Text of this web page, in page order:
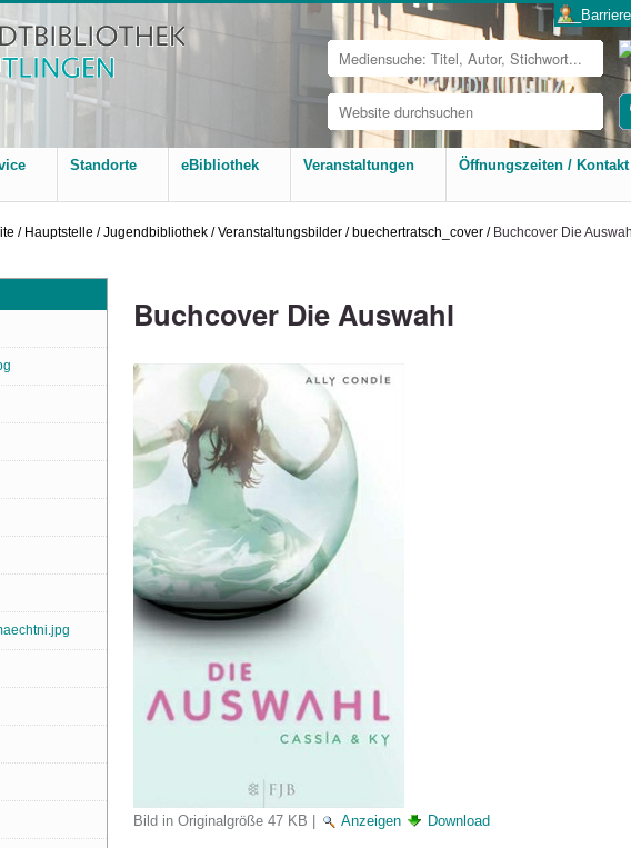
Website
durchsuchen
Erweiterte
Suche…
Standorte eBibliothek Veranstaltungen Öffnungszeiten / Kontakt
/ Hauptstelle /Jugendbibliothek /Veranstaltungsbilder /buechertratsch_cover / Buchcover Die
Buchcover Die Auswahl
Bild in Originalgröße 47 KB Anzeigen Download